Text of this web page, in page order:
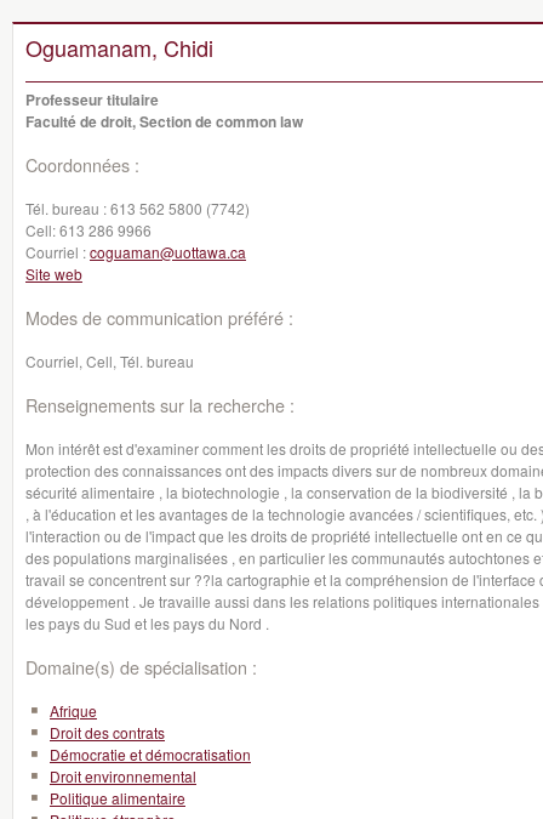
Oguamanam, Chidi
Professeur titulaire
Faculté de droit, Section de common law
Coordonnées :
Tél. bureau :613 562 5800 (7742)
Cell:613 286 9966
Courriel :coguaman@uottawa.ca
Site web
Modes de communication préféré :
Courriel, Cell, Tél. bureau
Renseignements sur la recherche :
Mon intérêt est d'examiner comment les droits de propriété intellectuelle ou
protection des connaissances ont des impacts divers sur de nombreux
sécurité alimentaire , la biotechnologie , la conservation de la biodiversité , la
, à l'éducation et les avantages de la technologie avancées / scientifiques,
l'interaction ou de l'impact que les droits de propriété intellectuelle ont en ce
des populations marginalisées , en particulier les communautés autochtones
travail se concentrent sur ??la cartographie et la compréhension de
développement . Je travaille aussi dans les relations politiques
les pays du Sud et les pays du Nord .
Domaine(s) de spécialisation :
Afrique
Droit des contrats
Démocratie et démocratisation
Droit environnemental
Politique alimentaire